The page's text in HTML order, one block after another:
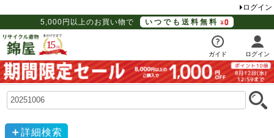
ログイン
5,000円以上のお買い物で
いつでも送料無料
ガイド ログイン
詳細検索